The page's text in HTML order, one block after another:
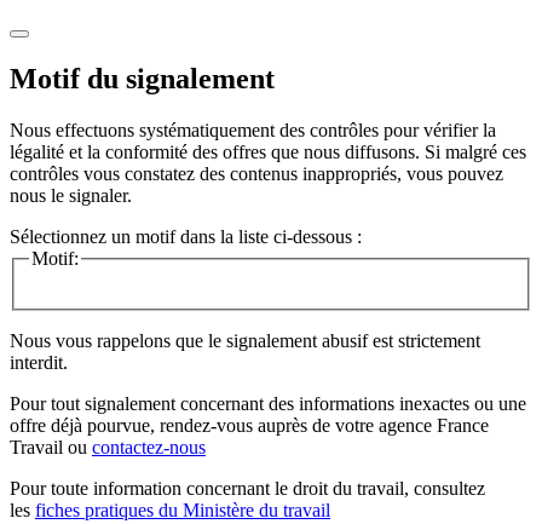
Motif du signalement
Nous effectuons systématiquement des contrôles pour vérifier la
légalité et la conformité des offres que nous diffusons. Si malgré ces
contrôles vous constatez des contenus inappropriés, vous pouvez
nous le signaler.
Sélectionnez un motif dans la liste ci-dessous :
Motif:
Nous vous rappelons que le signalement abusif est strictement
interdit.
Pour tout signalement concernant des informations inexactes ou une
offre déjà pourvue, rendez-vous auprès de votre agence France
Travail ou contactez-nous
Pour toute information concernant le droit du travail, consultez
les fiches pratiques du Ministère du travail